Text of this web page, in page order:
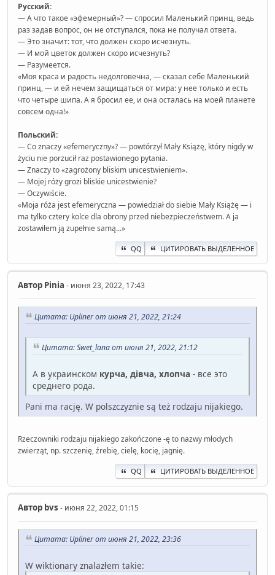
Русский:
— А что такое «эфемерный»? — спросил Маленький принц, ведь
раз задав вопрос, он не отступался, пока не получал ответа.
— Это значит: тот, что должен скоро исчезнуть.
— И мой цветок должен скоро исчезнуть?
— Разумеется.
«Моя краса и радость недолговечна, — сказал себе Маленький
принц, — и ей нечем защищаться от мира: у нее только и есть
что четыре шипа. А я бросил ее, и она осталась на моей планете
совсем одна!»
Польский:
— Co znaczy «efemeryczny»? — powtórzył Mały Książę, który nigdy w
życiu nie porzucił raz postawionego pytania.
— Znaczy to «zagrożony bliskim unicestwieniem».
— Mojej róży grozi bliskie unicestwienie?
— Oczywiście.
«Moja róża jest efemeryczna — powiedział do siebie Mały Książę — i
ma tylko cztery kolce dla obrony przed niebezpieczeństwem. A ja
zostawiłem ją zupełnie samą...»
QQ ЦИТИРОВАТЬ ВЫДЕЛЕННОЕ
Автор Pinia - июня 23, 2022, 17:43
Цитата: Upliner от июня 21, 2022, 21:24
Цитата: Swet_lana от июня 21, 2022, 21:12
А в украинском курча, дівча, хлопча - все это
среднего рода.
Pani ma rację. W polszczyznie są też rodzaju nijakiego.
Rzeczowniki rodzaju nijakiego zakończone -ę to nazwy młodych
zwierząt, np. szczenię, źrebię, cielę, kocię, jagnię.
QQ ЦИТИРОВАТЬ ВЫДЕЛЕННОЕ
Автор bvs - июня 22, 2022, 01:15
Цитата: Upliner от июня 21, 2022, 23:36
W wiktionary znalazłem takie: